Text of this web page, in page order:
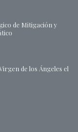
de Mitigación y
de los Ángeles el